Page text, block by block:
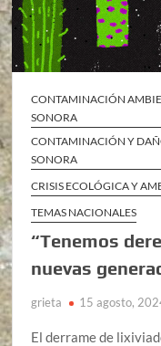
CONTAMINACIÓN
SONORA
CONTAMINACIÓN Y
SONORA
CRISIS ECOLÓGICA Y
TEMAS NACIONALES
“Tenemos
nuevas
grieta 15 agosto,
El derrame de